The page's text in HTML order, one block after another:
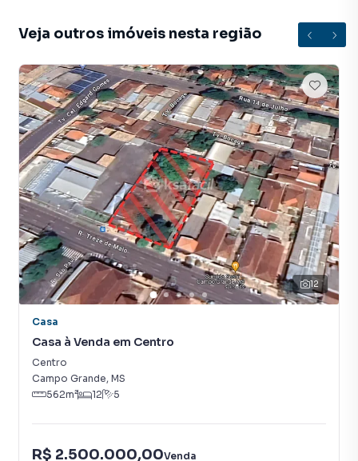
tendo como consequência uma maior chance de vender ou
alugar seu imóvel mais rápido. Contamos também com um
central de atendimento preparada para atender
proprietários e inquilinos.
Veja outros imóveis nesta região
12
Casa
Casa à Venda em Centro
Centro
Campo Grande, MS
562m² 12 5
R$ 2.500.000,00Venda